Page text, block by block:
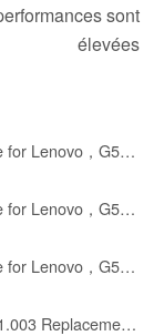
sont
élevées
Laptop Motherboard，Compatible for Lenovo，G50-45 AMD ACLU5 ACLU6 NM-A281 DDR3 with CPU E2-6110 A6-6310 A4-6210 A8-6410 5B20F77242 5B20F77223，Laptop Parts(E2-6110)
Laptop Motherboard，Compatible for Lenovo，G50-45 AMD ACLU5 ACLU6 NM-A281 DDR3 with CPU E2-6110 A6-6310 A4-6210 A8-6410 5B20F77242 5B20F77223，Laptop Parts(E1-6010)
Laptop Motherboard，Compatible for Lenovo，G50-45 AMD ACLU5 ACLU6 NM-A281 DDR3 with CPU E2-6110 A6-6310 A4-6210 A8-6410 5B20F77242 5B20F77223，Laptop Parts(A4-6210)
FMB-I Compatible with NB.G2K11.003 Replacement for NB.G2K11.003 Acer AMD A4-6210 System Board ES1-521